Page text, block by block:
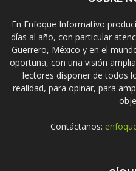
En Enfoque Informativo
días al año, con particular
Guerrero, México y en el
oportuna, con una visión
lectores disponer de todos
realidad, para opinar, para
Contáctanos: